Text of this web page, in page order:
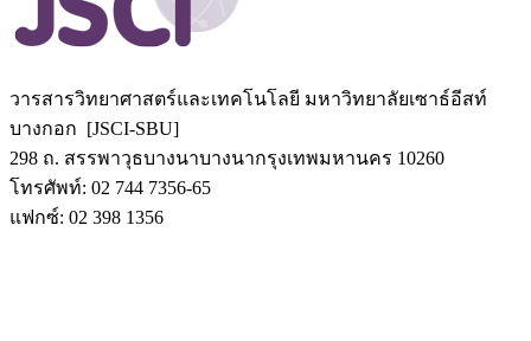
วารสารวิทยาศาสตร์และเทคโนโลยี มหาวิทยาลัยเซาธ์อีสท์
บางกอก [JSCI-SBU]
298 ถ. สรรพาวุธบางนาบางนากรุงเทพมหานคร 10260
โทรศัพท์: 02 744 7356-65
แฟกซ์: 02 398 1356